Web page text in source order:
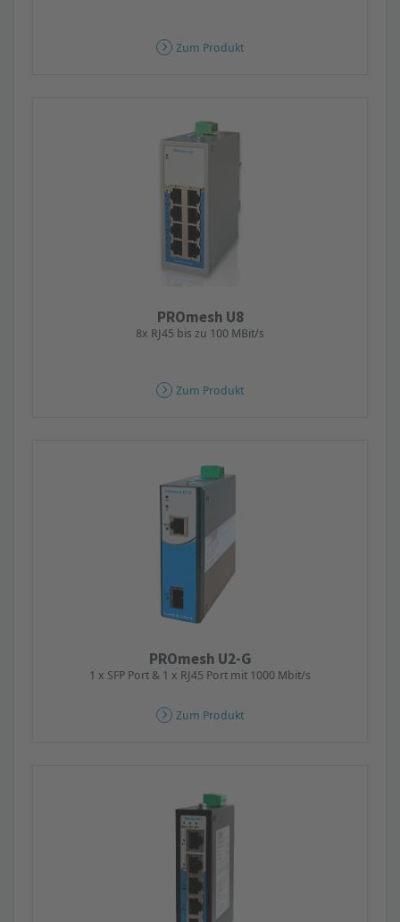
Zum Produkt
PROmesh U8
8x RJ45 bis zu 100 MBit/s
Zum Produkt
PROmesh U2-G
1 x SFP Port & 1 x RJ45 Port mit 1000 Mbit/s
Zum Produkt